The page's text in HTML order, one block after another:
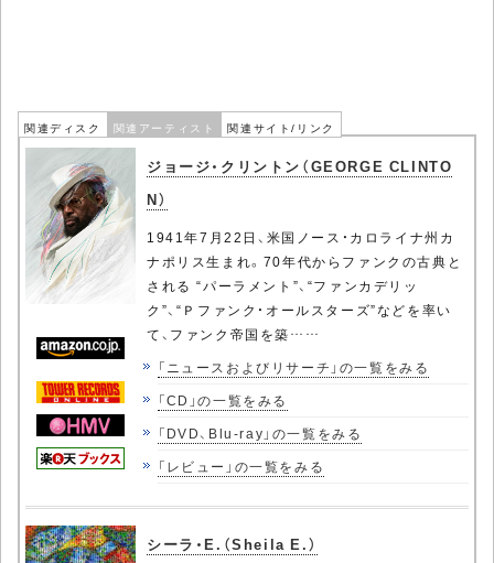
関連ディスク 関連アーティスト 関連サイト/リンク
ジョージ・クリントン（GEORGE CLINTO
N）
1941年7月22日、米国ノース・カロライナ州カ
ナポリス生まれ。70年代からファンクの古典と
される “パーラメント”、“ファンカデリッ
ク”、“Ｐファンク・オールスターズ”などを率い
て、ファンク帝国を築……
「ニュースおよびリサーチ」の一覧をみる
「CD」の一覧をみる
「DVD、Blu-ray」の一覧をみる
「レビュー」の一覧をみる
シーラ・E.（Sheila E.）